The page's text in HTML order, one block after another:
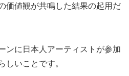
価値観が共鳴した結果の起用だ
ンに日本人アーティストが参加
しいことです。